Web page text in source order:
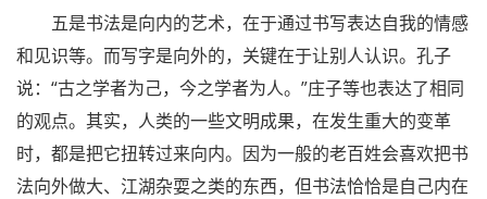
五是书法是向内的艺术，在于通过书写表达自我的情感
和见识等。而写字是向外的，关键在于让别人认识。孔子
说：“古之学者为己，今之学者为人。”庄子等也表达了相同
的观点。其实，人类的一些文明成果，在发生重大的变革
时，都是把它扭转过来向内。因为一般的老百姓会喜欢把书
法向外做大、江湖杂耍之类的东西，但书法恰恰是自己内在